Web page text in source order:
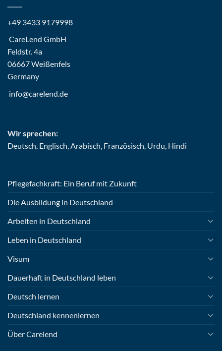
+49 3433 9179998
CareLend GmbH
Feldstr. 4a
06667 Weißenfels
Germany
info@carelend.de
Wir sprechen:
Deutsch, Englisch, Arabisch, Französisch, Urdu, Hindi
Pflegefachkraft: Ein Beruf mit Zukunft
Die Ausbildung in Deutschland
Arbeiten in Deutschland
Leben in Deutschland
Visum
Dauerhaft in Deutschland leben
Deutsch lernen
Deutschland kennenlernen
Über Carelend